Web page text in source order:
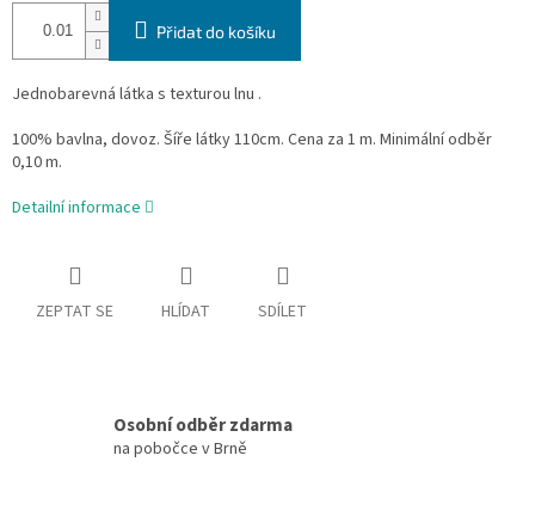
Přidat do košíku
Jednobarevná látka s texturou lnu .
100% bavlna, dovoz. Šíře látky 110cm. Cena za 1 m. Minimální odběr
0,10 m.
Detailní informace
ZEPTAT SE HLÍDAT SDÍLET
Osobní odběr zdarma
na pobočce v Brně